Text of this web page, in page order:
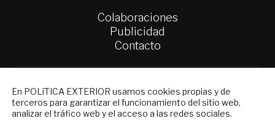
Colaboraciones
Publicidad
Contacto
Política Exterior
Informe Semanal de Política Exterior
Afkar/Ideas
En POLíTICA EXTERIOR usamos cookies propias y de
terceros para garantizar el funcionamiento del sitio web,
analizar el tráfico web y el acceso a las redes sociales.
NEWSLETTER
Suscríbase a nuestro boletín electrónico y